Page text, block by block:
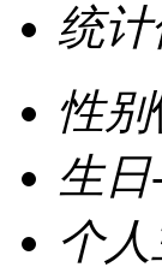
统
性别
生日
个